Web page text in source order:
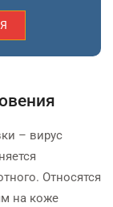
– вирус
Относятся
на коже